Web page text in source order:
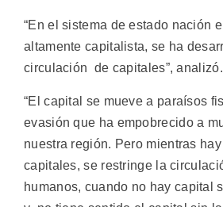
“En el sistema de estado nación
altamente capitalista, se ha
circulación de capitales”, analizó.
“El capital se mueve a paraísos
evasión que ha empobrecido a
nuestra región. Pero mientras
capitales, se restringe la
humanos, cuando no hay capital